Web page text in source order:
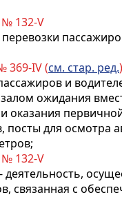
№ 132-V
369-IV (см. стар. ред.)
и
ожидания
оказания
для осмотра
№ 132-V
деятельность,
связанная с